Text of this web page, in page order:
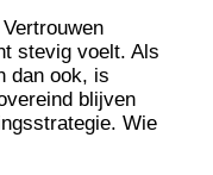
stevig voelt. Als
dan ook, is
blijven
Wie